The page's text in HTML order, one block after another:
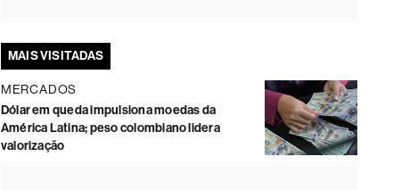
MAIS VISITADAS
MERCADOS
Dólar em queda impulsiona moedas da
América Latina; peso colombiano lidera
valorização